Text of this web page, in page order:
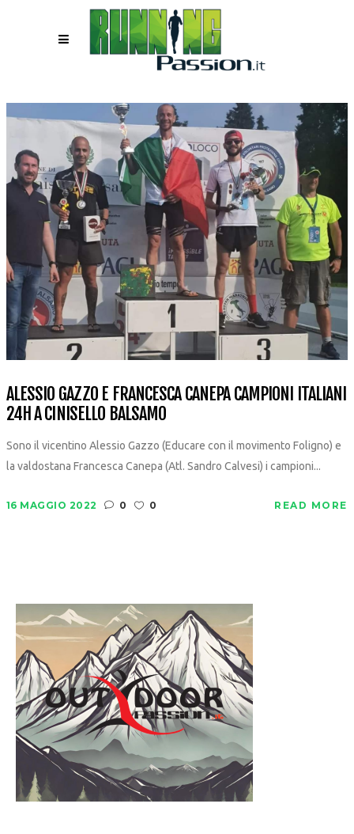
ALESSIO GAZZO E FRANCESCA CANEPA CAMPIONI ITALIANI
24H A CINISELLO BALSAMO
Sono il vicentino Alessio Gazzo (Educare con il movimento Foligno) e
la valdostana Francesca Canepa (Atl. Sandro Calvesi) i campioni...
16 MAGGIO 2022 0 0 READ MORE